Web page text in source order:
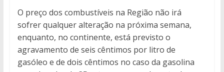
O preço dos combustíveis na Região não irá
sofrer qualquer alteração na próxima semana,
enquanto, no continente, está previsto o
agravamento de seis cêntimos por litro de
gasóleo e de dois cêntimos no caso da gasolina